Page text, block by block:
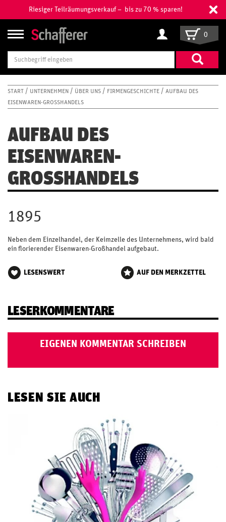
Riesiger Teilräumungsverkauf – bis zu 70 % sparen!
Suchbegriff
eingeben
0
START UNTERNEHMEN ÜBER UNS FIRMENGESCHICHTE
AUFBAU DES
EISENWAREN-GROSSHANDELS
AUFBAU DES
EISENWAREN-
GROSSHANDELS
1895
Neben dem Einzelhandel, der Keimzelle des Unternehmens, wird bald
ein florierender Eisenwaren-Großhandel aufgebaut.
LESENSWERT AUF DEN MERKZETTEL
LESERKOMMENTARE
EIGENEN KOMMENTAR SCHREIBEN
LESEN SIE AUCH